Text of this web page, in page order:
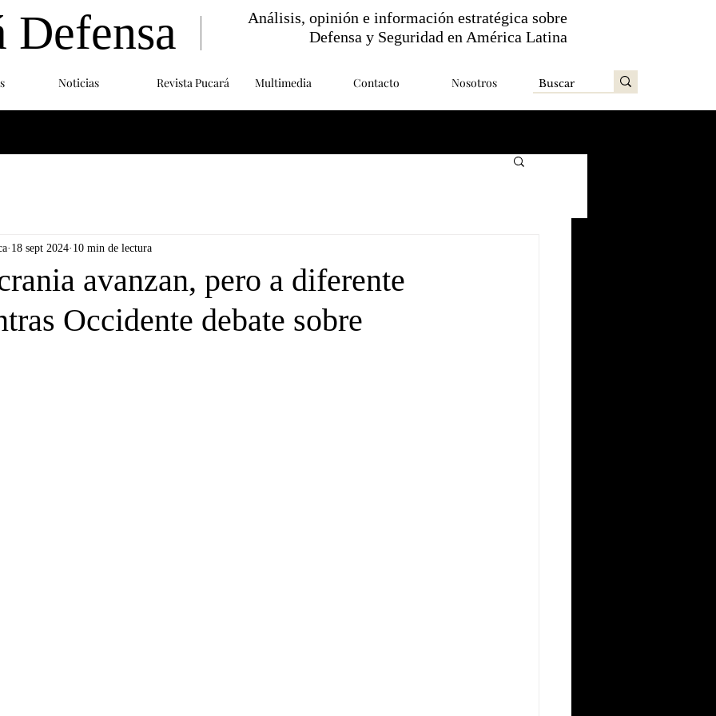
Noticias Revista Pucará Multimedia Contacto Nosotros
Defensa
Análisis, opinión e información estratégica sobre
Defensa y Seguridad en América Latina
avanzan, pero a diferente
Occidente debate sobre
18 sept 2024 10 min de lectura